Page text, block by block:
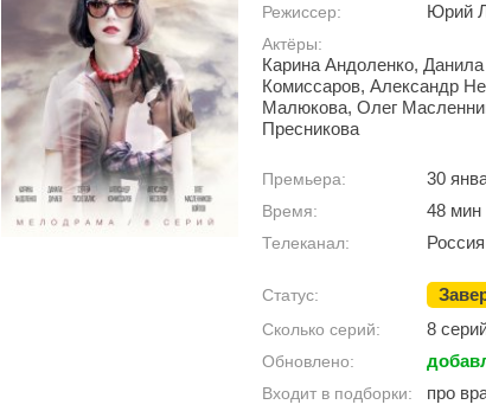
Режиссер: Юрий
Актёры:
Карина Андоленко,
Комиссаров, Александр
Малюкова, Олег
Пресникова
Премьера: 30
Время: 48 мин
Телеканал:
Статус:
Сколько серий: 8
Обновлено:
Входит в подборки: про